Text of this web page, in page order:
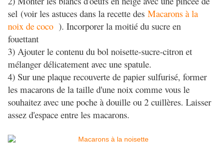
sel (voir les astuces dans la recette des Macarons à la
noix de coco ). Incorporer la moitié du sucre en
fouettant
3) Ajouter le contenu du bol noisette-sucre-citron et
mélanger délicatement avec une spatule.
4) Sur une plaque recouverte de papier sulfurisé, former
les macarons de la taille d'une noix comme vous le
souhaitez avec une poche à douille ou 2 cuillères. Laisser
assez d'espace entre les macarons.